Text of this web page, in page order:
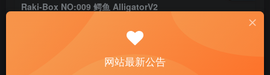
Raki-Box NO:009 鳄鱼 AlligatorV2
100
免费
网站最新公告